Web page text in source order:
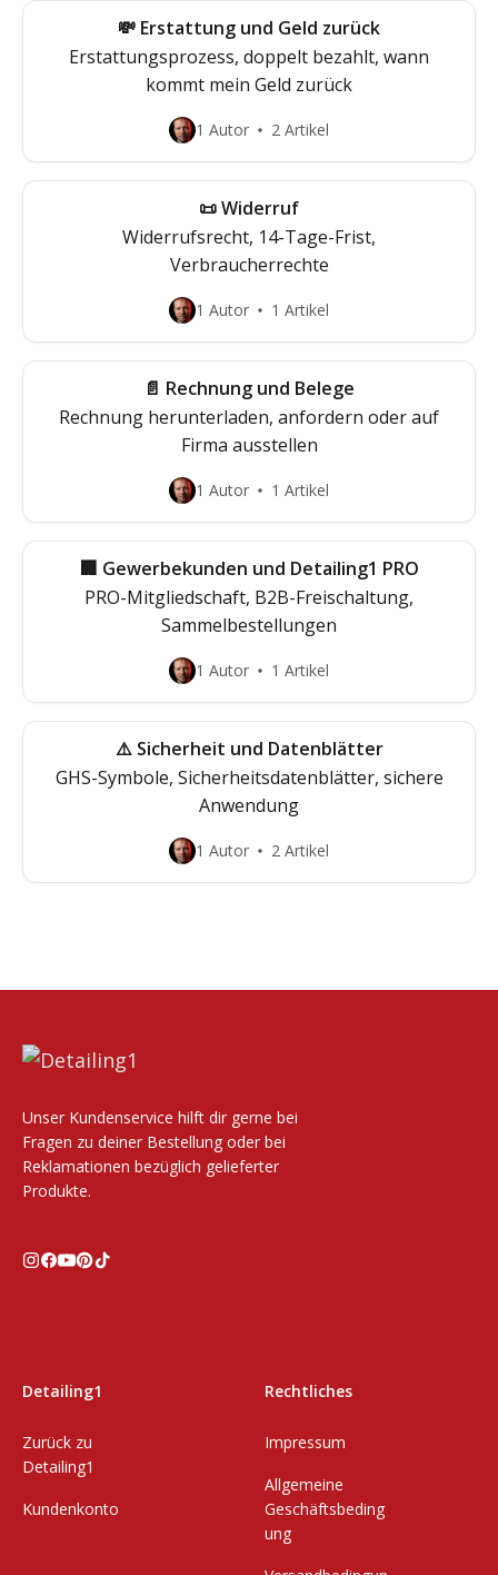
💸 Erstattung und Geld zurück
Erstattungsprozess, doppelt bezahlt, wann
kommt mein Geld zurück
1 Autor 2 Artikel
📜 Widerruf
Widerrufsrecht, 14-Tage-Frist,
Verbraucherrechte
1 Autor 1 Artikel
📄 Rechnung und Belege
Rechnung herunterladen, anfordern oder auf
Firma ausstellen
1 Autor 1 Artikel
🏢 Gewerbekunden und Detailing1 PRO
PRO-Mitgliedschaft, B2B-Freischaltung,
Sammelbestellungen
1 Autor 1 Artikel
⚠️ Sicherheit und Datenblätter
GHS-Symbole, Sicherheitsdatenblätter, sichere
Anwendung
1 Autor 2 Artikel
Unser Kundenservice hilft dir gerne bei
Fragen zu deiner Bestellung oder bei
Reklamationen bezüglich gelieferter
Produkte.
Detailing1
Zurück zu
Detailing1
Kundenkonto
Rechtliches
Impressum
Allgemeine
Geschäftsbeding
ung